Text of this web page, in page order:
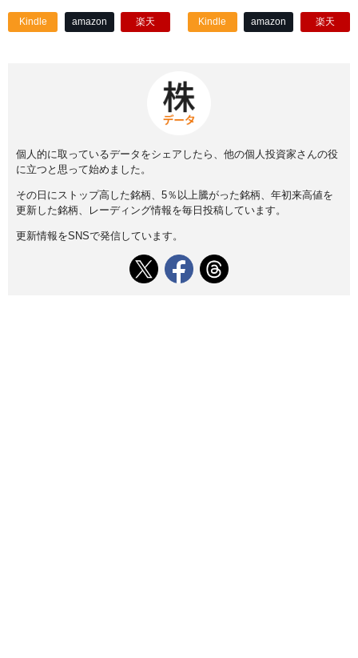
Kindle amazon 楽天 Kindle amazon 楽天
個人的に取っているデータをシェアしたら、他の個人投資家さんの役
に立つと思って始めました。
その日にストップ高した銘柄、5％以上騰がった銘柄、年初来高値を
更新した銘柄、レーディング情報を毎日投稿しています。
更新情報をSNSで発信しています。